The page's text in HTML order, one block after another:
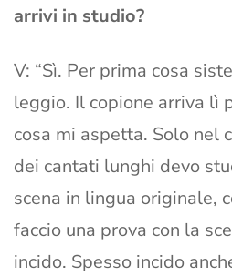
arrivi in studio?
V: “Sì. Per prima cosa
leggio. Il copione arriva lì
cosa mi aspetta. Solo nel
dei cantati lunghi devo
scena in lingua originale,
faccio una prova con la
incido. Spesso incido